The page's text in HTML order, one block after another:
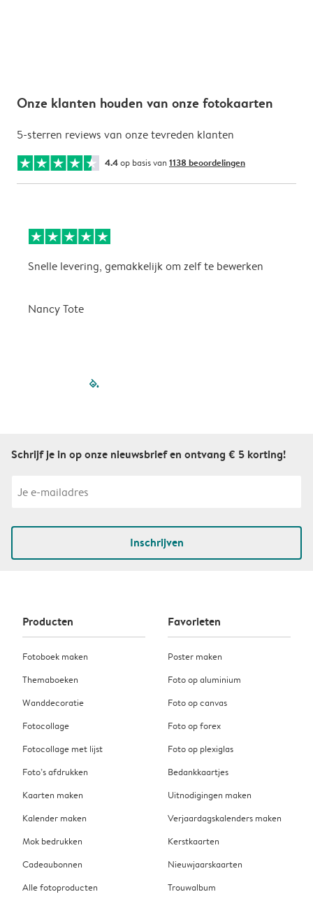
Onze klanten houden van onze fotokaarten
5-sterren reviews van onze tevreden klanten
4.4op basis van 1138 beoordelingen
Snelle levering, gemakkelijk om zelf te bewerken
Nancy Tote
filled-pagination
Schrijf je in op onze nieuwsbrief en ontvang € 5 korting!
Inschrijven
Producten
Fotoboek maken
Themaboeken
Wanddecoratie
Fotocollage
Fotocollage met lijst
Foto’s afdrukken
Kaarten maken
Kalender maken
Mok bedrukken
Cadeaubonnen
Alle fotoproducten
Favorieten
Poster maken
Foto op aluminium
Foto op canvas
Foto op forex
Foto op plexiglas
Bedankkaartjes
Uitnodigingen maken
Verjaardagskalenders maken
Kerstkaarten
Nieuwjaarskaarten
Trouwalbum